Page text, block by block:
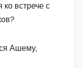
встрече с
Ашему,